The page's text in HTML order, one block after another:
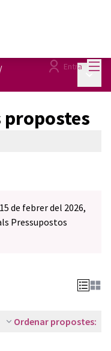
Entra
/
propostes
de febrer del 2026,
Pressupostos
Ordenar propostes: